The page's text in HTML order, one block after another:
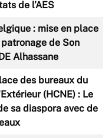
de l’AES
: mise en place
de Son
Alhassane
des bureaux du
(HCNE) : Le
sa diaspora avec de